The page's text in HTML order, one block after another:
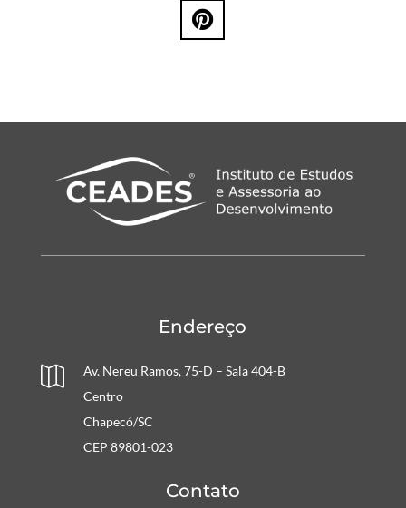

Endereço

Av. Nereu Ramos, 75-D – Sala 404-B
Centro
Chapecó/SC
CEP 89801-023
Contato